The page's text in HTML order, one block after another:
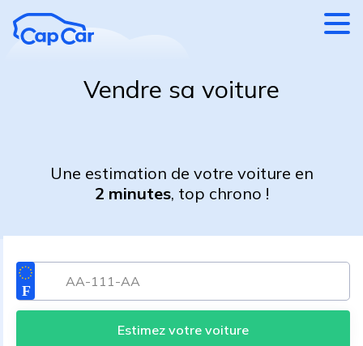
Vendre sa voiture
Une estimation de votre voiture en
2 minutes, top chrono !
Estimez votre voiture